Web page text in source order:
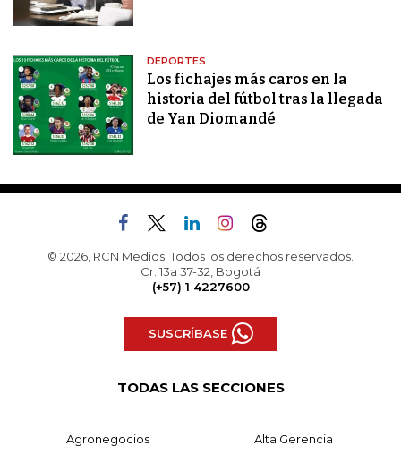
DEPORTES
Los fichajes más caros en la
historia del fútbol tras la llegada
de Yan Diomandé
© 2026, RCN Medios. Todos los derechos reservados.
Cr. 13a 37-32, Bogotá
(+57) 1 4227600
SUSCRÍBASE
TODAS LAS SECCIONES
Agronegocios Alta Gerencia